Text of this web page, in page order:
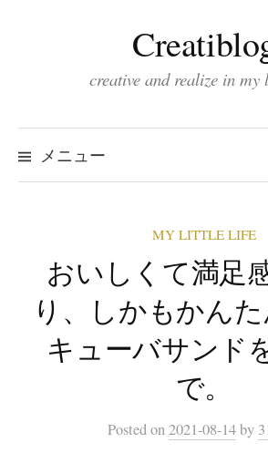
ツ
へ
ス
creative and realize in
メニュー
MY LITTLE LIFE
おいしくて満足
り、しかもかん
キューバサンド
で。
Postedon2021-08-14 by